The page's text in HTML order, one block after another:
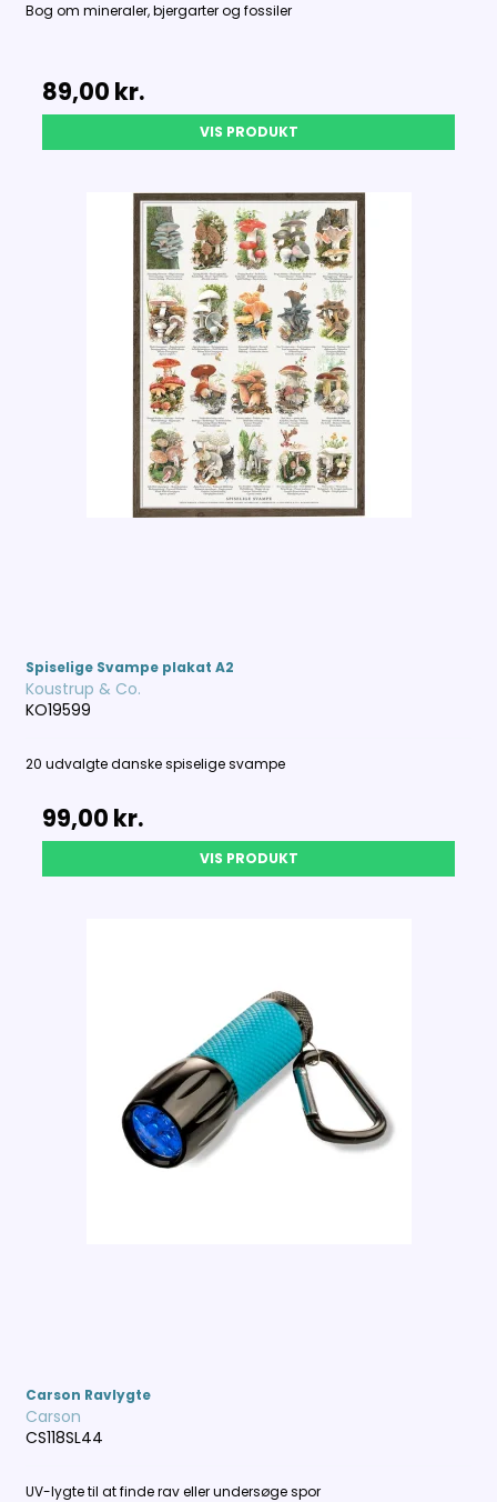
Bog om mineraler, bjergarter og fossiler
89,00 kr.
VIS PRODUKT
Spiselige Svampe plakat A2
Koustrup & Co.
KO19599
20 udvalgte danske spiselige svampe
99,00 kr.
VIS PRODUKT
Carson Ravlygte
Carson
CS118SL44
UV-lygte til at finde rav eller undersøge spor